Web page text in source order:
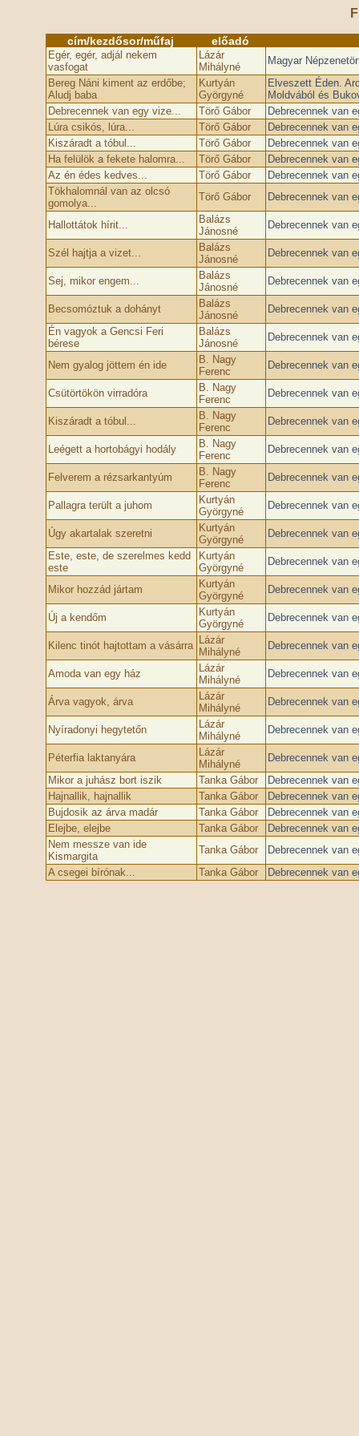
cím/kezdősor/műfaj előadó
Egér, egér, adjál nekem
vasfogat
Lázár
Mihályné
Magyar
Bereg Náni kiment az erdőbe;
Aludj baba
Kurtyán
Györgyné
Elveszett Éden.
Moldvából és
Debrecennek van egy vize...
Törő Gábor
Debrecennek van
Lúra csikós, lúra...
Törő Gábor
Debrecennek van
Kiszáradt a tóbul...
Törő Gábor
Debrecennek van
Ha felülök a fekete halomra...
Törő Gábor
Debrecennek van
Az én édes kedves...
Törő Gábor
Debrecennek van
Tökhalomnál van az olcsó
gomolya...
Törő Gábor Debrecennek van
Hallottátok hírit...
Balázs
Jánosné
Debrecennek van
Szél hajtja a vizet...
Balázs
Jánosné
Debrecennek van
Sej, mikor engem...
Balázs
Jánosné
Debrecennek van
Becsomóztuk a dohányt
Balázs
Jánosné
Debrecennek van
Én vagyok a Gencsi Feri
bérese
Balázs
Jánosné
Debrecennek van
Nem gyalog jöttem én ide
B. Nagy
Ferenc
Debrecennek van
Csütörtökön virradóra
B. Nagy
Ferenc
Debrecennek van
Kiszáradt a tóbul...
B. Nagy
Ferenc
Debrecennek van
Leégett a hortobágyi hodály
B. Nagy
Ferenc
Debrecennek van
Felverem a rézsarkantyúm
B. Nagy
Ferenc
Debrecennek van
Pallagra terült a juhom
Kurtyán
Györgyné
Debrecennek van
Úgy akartalak szeretni
Kurtyán
Györgyné
Debrecennek van
Este, este, de szerelmes kedd
este
Kurtyán
Györgyné
Debrecennek van
Mikor hozzád jártam
Kurtyán
Györgyné
Debrecennek van
Új a kendőm
Kurtyán
Györgyné
Debrecennek van
Kilenc tinót hajtottam a vásárra
Lázár
Mihályné
Debrecennek van
Amoda van egy ház
Lázár
Mihályné
Debrecennek van
Árva vagyok, árva
Lázár
Mihályné
Debrecennek van
Nyíradonyi hegytetőn
Lázár
Mihályné
Debrecennek van
Péterfia laktanyára
Lázár
Mihályné
Debrecennek van
Mikor a juhász bort iszik
Tanka Gábor
Debrecennek van
Hajnallik, hajnallik
Tanka Gábor
Debrecennek van
Bujdosik az árva madár
Tanka Gábor
Debrecennek van
Elejbe, elejbe
Tanka Gábor
Debrecennek van
Nem messze van ide
Kismargita
Tanka Gábor
Debrecennek van
A csegei bírónak...
Tanka Gábor Debrecennek van